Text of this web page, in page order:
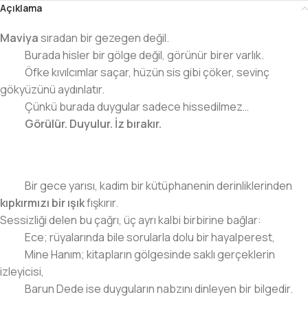
Açıklama
Maviyasıradan bir gezegen değil.
Burada hisler bir gölge değil, görünür birer varlık.
Öfke kıvılcımlar saçar, hüzün sis gibi çöker, sevinç
gökyüzünü aydınlatır.
Çünkü burada duygular sadece hissedilmez…
Görülür. Duyulur. İz bırakır.
Bir gece yarısı, kadim bir kütüphanenin derinliklerinden
kıpkırmızı bir ışıkfışkırır.
Sessizliği delen bu çağrı, üç ayrı kalbi birbirine bağlar:
Ece; rüyalarında bile sorularla dolu bir hayalperest,
Mine Hanım; kitapların gölgesinde saklı gerçeklerin
izleyicisi,
Barun Dede ise duyguların nabzını dinleyen bir bilgedir.